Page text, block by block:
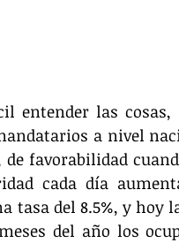
entender las
a nivel
de favorabilidad
cada día
tasa del 8.5%, y hoy
del año los